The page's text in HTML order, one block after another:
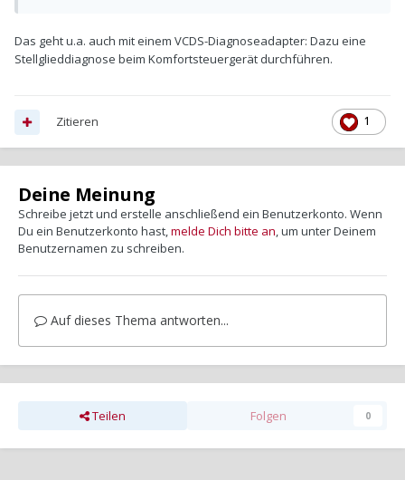
Das geht u.a. auch mit einem VCDS-Diagnoseadapter: Dazu eine
Stellglieddiagnose beim Komfortsteuergerät durchführen.
1
Zitieren
Deine Meinung
Schreibe jetzt und erstelle anschließend ein Benutzerkonto. Wenn
Du ein Benutzerkonto hast,melde Dich bitte an, um unter Deinem
Benutzernamen zu schreiben.
Auf dieses Thema antworten...
Teilen Folgen 0